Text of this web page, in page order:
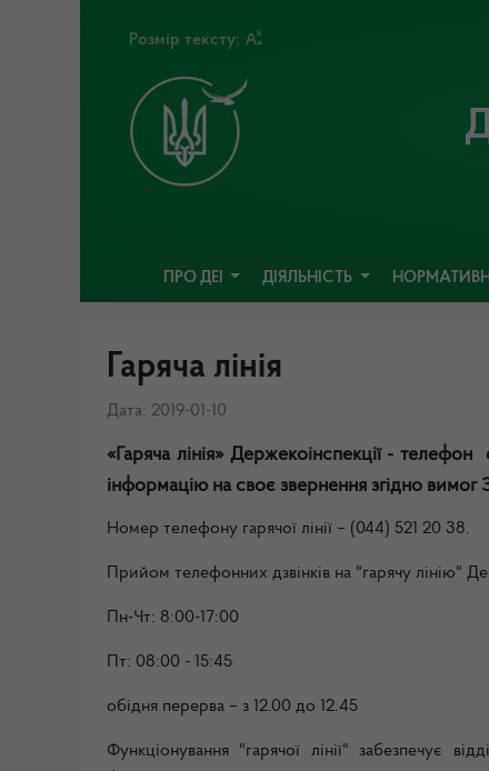
Розмір тексту:
ПРО ДЕІ ДІЯЛЬНІСТЬ
Гаряча лінія
Дата: 2019-01-10
«Гаряча лінія» Держекоінспекції -
інформацію на своє звернення згідно
Номер телефону гарячої лінії – (044) 521 20 38.
Прийом телефонних дзвінків на "гарячу лінію"
Пн-Чт: 8:00-17:00
Пт: 08:00 - 15:45
обідня перерва – з 12.00 до 12.45
Функціонування "гарячої лінії" забезпечує